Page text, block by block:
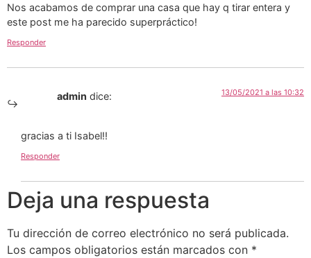
Nos acabamos de comprar una casa que hay q tirar entera y
este post me ha parecido superpráctico!
Responder
admin dice: 13/05/2021 a las 10:32
gracias a ti Isabel!!
Responder
Deja una respuesta
Tu dirección de correo electrónico no será publicada.
Los campos obligatorios están marcados con *